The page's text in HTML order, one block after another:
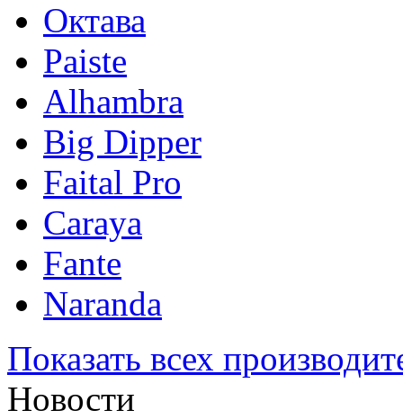
Октава
Paiste
Alhambra
Big Dipper
Faital Pro
Caraya
Fante
Naranda
Показать всех
Новости